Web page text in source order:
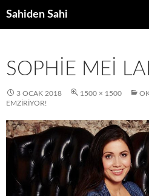
Sahiden Sahi
SOPHIE MEI
3 OCAK 2018 1500 × 1500
EMZIRIYOR!